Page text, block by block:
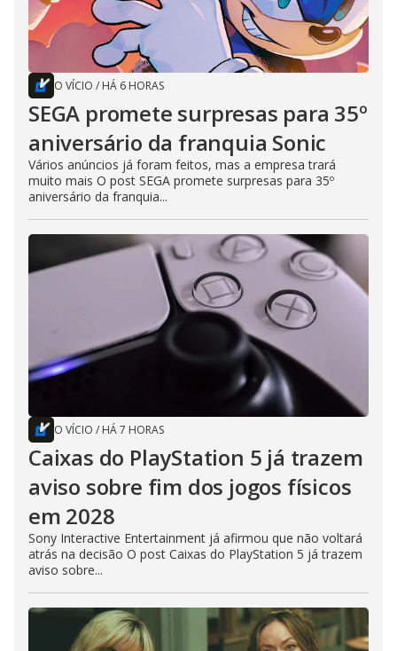
O VÍCIO / HÁ 6 HORAS
SEGA promete surpresas para 35º
aniversário da franquia Sonic
Vários anúncios já foram feitos, mas a empresa trará
muito mais O post SEGA promete surpresas para 35º
aniversário da franquia...
O VÍCIO / HÁ 7 HORAS
Caixas do PlayStation 5 já trazem
aviso sobre fim dos jogos físicos
em 2028
Sony Interactive Entertainment já afirmou que não voltará
atrás na decisão O post Caixas do PlayStation 5 já trazem
aviso sobre...